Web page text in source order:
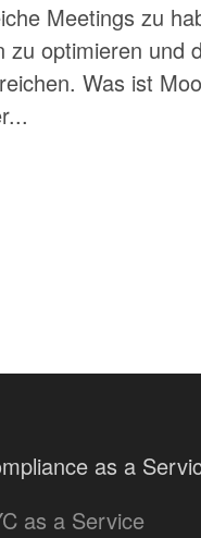
Meetings zu
optimieren und
Was ist
as a
as a Service